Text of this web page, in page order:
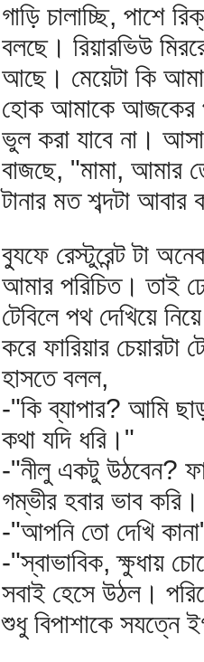
গাড়ি চালাচ্ছি, পাশে
বলছে। রিয়ারভিউ
আছে। মেয়েটা কি
হোক আমাকে আজকের
ভুল করা যাবে না।
বাজছে, "মামা,
টানার মত শব্দটা আবার
ব্যুফে রেস্টুরেন্ট টা
আমার পরিচিত। তাই
টেবিলে পথ দেখিয়ে
করে ফারিয়ার
হাসতে বলল,
-"কি ব্যাপার? আমি
কথা যদি ধরি।"
-"নীলু একটু উঠবেন?
গম্ভীর হবার ভাব করি।
-"আপনি তো দেখি
-"স্বাভাবিক, ক্ষুধায়
সবাই হেসে উঠল।
শুধু বিপাশাকে সযত্নে